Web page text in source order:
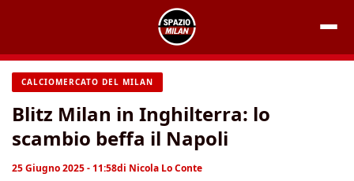
contenuto
CALCIOMERCATO DEL MILAN
Blitz Milan in Inghilterra: lo
scambio beffa il Napoli
25 Giugno 2025 - 11:58di Nicola Lo Conte